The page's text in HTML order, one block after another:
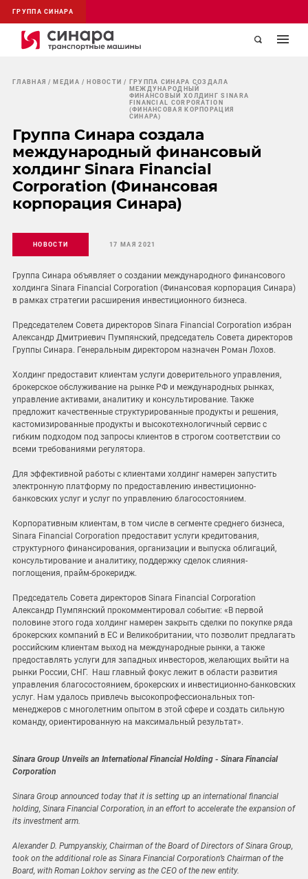
ГРУППА СИНАРА
ГЛАВНАЯ МЕДИА НОВОСТИ
ГРУППА СИНАРА СОЗДАЛА
МЕЖДУНАРОДНЫЙ
ФИНАНСОВЫЙ ХОЛДИНГ SINARA
FINANCIAL CORPORATION
(ФИНАНСОВАЯ КОРПОРАЦИЯ
СИНАРА)
Группа Синара создала
международный финансовый
холдинг Sinara Financial
Corporation (Финансовая
корпорация Синара)
НОВОСТИ 17 МАЯ 2021
Группа Синара объявляет о создании международного финансового
холдинга Sinara Financial Corporation (Финансовая корпорация Синара)
в рамках стратегии расширения инвестиционного бизнеса.
Председателем Совета директоров Sinara Financial Corporation избран
Александр Дмитриевич Пумпянский, председатель Совета директоров
Группы Синара. Генеральным директором назначен Роман Лохов.
Холдинг предоставит клиентам услуги доверительного управления,
брокерское обслуживание на рынке РФ и международных рынках,
управление активами, аналитику и консультирование. Также
предложит качественные структурированные продукты и решения,
кастомизированные продукты и высокотехнологичный сервис с
гибким подходом под запросы клиентов в строгом соответствии со
всеми требованиями регулятора.
Для эффективной работы с клиентами холдинг намерен запустить
электронную платформу по предоставлению инвестиционно-
банковских услуг и услуг по управлению благосостоянием.
Корпоративным клиентам, в том числе в сегменте среднего бизнеса,
Sinara Financial Corporation предоставит услуги кредитования,
структурного финансирования, организации и выпуска облигаций,
консультирование и аналитику, поддержку сделок слияния-
поглощения, прайм-брокеридж.
Председатель Совета директоров Sinara Financial Corporation
Александр Пумпянский прокомментировал событие: «В первой
половине этого года холдинг намерен закрыть сделки по покупке ряда
брокерских компаний в ЕС и Великобритании, что позволит предлагать
российским клиентам выход на международные рынки, а также
предоставлять услуги для западных инвесторов, желающих выйти на
рынки России, СНГ. Наш главный фокус лежит в области развития
управления благосостоянием, брокерских и инвестиционно-банковских
услуг. Нам удалось привлечь высокопрофессиональных топ-
менеджеров с многолетним опытом в этой сфере и создать сильную
команду, ориентированную на максимальный результат».
Sinara Group Unveils an International Financial Holding - Sinara Financial
Corporation
Sinara Group announced today that it is setting up an international financial
holding, Sinara Financial Corporation, in an effort to accelerate the expansion of
its investment arm.
Alexander D. Pumpyanskiy, Chairman of the Board of Directors of Sinara Group,
took on the additional role as Sinara Financial Corporation’s Chairman of the
Board, with Roman Lokhov serving as the CEO of the new entity.